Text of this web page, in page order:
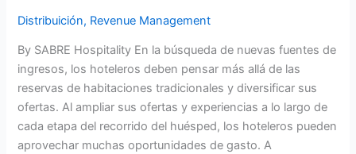
Distribuición, Revenue Management
By SABRE Hospitality En la búsqueda de nuevas fuentes de
ingresos, los hoteleros deben pensar más allá de las
reservas de habitaciones tradicionales y diversificar sus
ofertas. Al ampliar sus ofertas y experiencias a lo largo de
cada etapa del recorrido del huésped, los hoteleros pueden
aprovechar muchas oportunidades de gasto. A